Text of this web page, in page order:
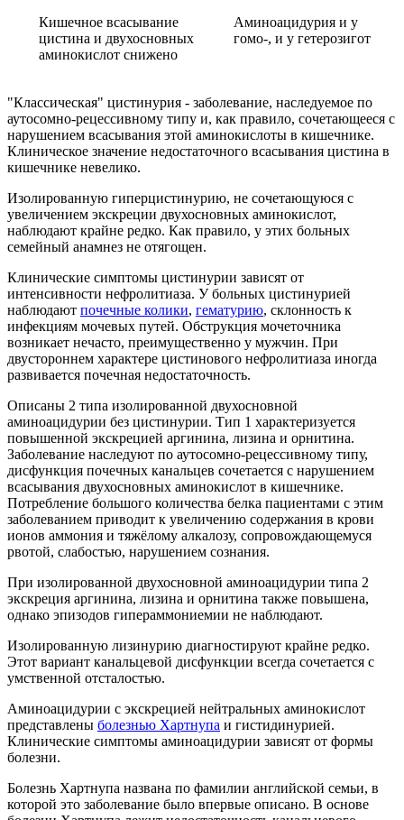
Кишечное всасывание
цистина и двухосновных
аминокислот снижено
Аминоацидурия и у
гомо-, и у гетерозигот
"Классическая" цистинурия - заболевание, наследуемое по
аутосомно-рецессивному типу и, как правило, сочетающееся с
нарушением всасывания этой аминокислоты в кишечнике.
Клиническое значение недостаточного всасывания цистина в
кишечнике невелико.
Изолированную гиперцистинурию, не сочетающуюся с
увеличением экскреции двухосновных аминокислот,
наблюдают крайне редко. Как правило, у этих больных
семейный анамнез не отягощен.
Клинические симптомы цистинурии зависят от
интенсивности нефролитиаза. У больных цистинурией
наблюдают почечные колики, гематурию, склонность к
инфекциям мочевых путей. Обструкция мочеточника
возникает нечасто, преимущественно у мужчин. При
двустороннем характере цистинового нефролитиаза иногда
развивается почечная недостаточность.
Описаны 2 типа изолированной двухосновной
аминоацидурии без цистинурии. Тип 1 характеризуется
повышенной экскрецией аргинина, лизина и орнитина.
Заболевание наследуют по аутосомно-рецессивному типу,
дисфункция почечных канальцев сочетается с нарушением
всасывания двухосновных аминокислот в кишечнике.
Потребление большого количества белка пациентами с этим
заболеванием приводит к увеличению содержания в крови
ионов аммония и тяжёлому алкалозу, сопровождающемуся
рвотой, слабостью, нарушением сознания.
При изолированной двухосновной аминоацидурии типа 2
экскреция аргинина, лизина и орнитина также повышена,
однако эпизодов гипераммониемии не наблюдают.
Изолированную лизинурию диагностируют крайне редко.
Этот вариант канальцевой дисфункции всегда сочетается с
умственной отсталостью.
Аминоацидурии с экскрецией нейтральных аминокислот
представлены болезнью Хартнупа и гистидинурией.
Клинические симптомы аминоацидурии зависят от формы
болезни.
Болезнь Хартнупа названа по фамилии английской семьи, в
которой это заболевание было впервые описано. В основе